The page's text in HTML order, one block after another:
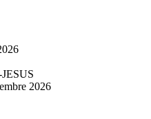
2026